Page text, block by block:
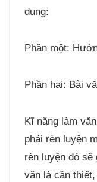
dung:
Phần một:
Phần hai: Bài
Kĩ năng làm
phải rèn luyện
rèn luyện đó sẽ
văn là cần